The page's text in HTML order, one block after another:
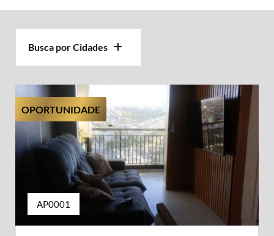
Busca por Cidades
OPORTUNIDADE
AP0001